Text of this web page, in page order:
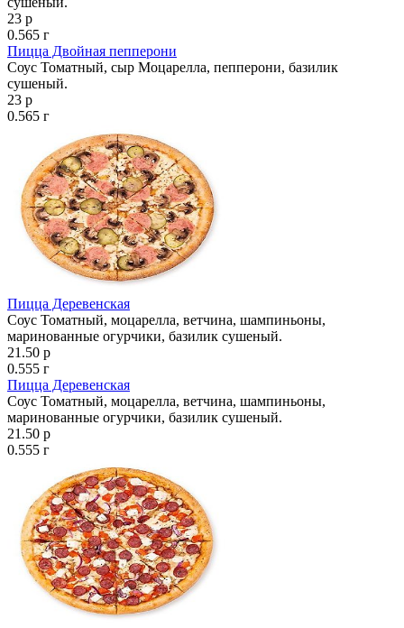
23 р
0.565 г
Пицца Двойная пепперони
Соус Томатный, сыр Моцарелла, пепперони, базилик
сушеный.
23 р
0.565 г
Пицца Деревенская
Соус Томатный, моцарелла, ветчина, шампиньоны,
маринованные огурчики, базилик сушеный.
21.50 р
0.555 г
Пицца Деревенская
Соус Томатный, моцарелла, ветчина, шампиньоны,
маринованные огурчики, базилик сушеный.
21.50 р
0.555 г